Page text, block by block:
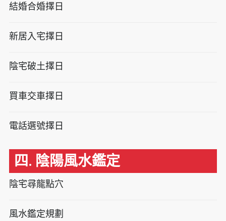
結婚合婚擇日
新居入宅擇日
陰宅破土擇日
買車交車擇日
電話選號擇日
四. 陰陽風水鑑定
陰宅尋龍點穴
風水鑑定規劃